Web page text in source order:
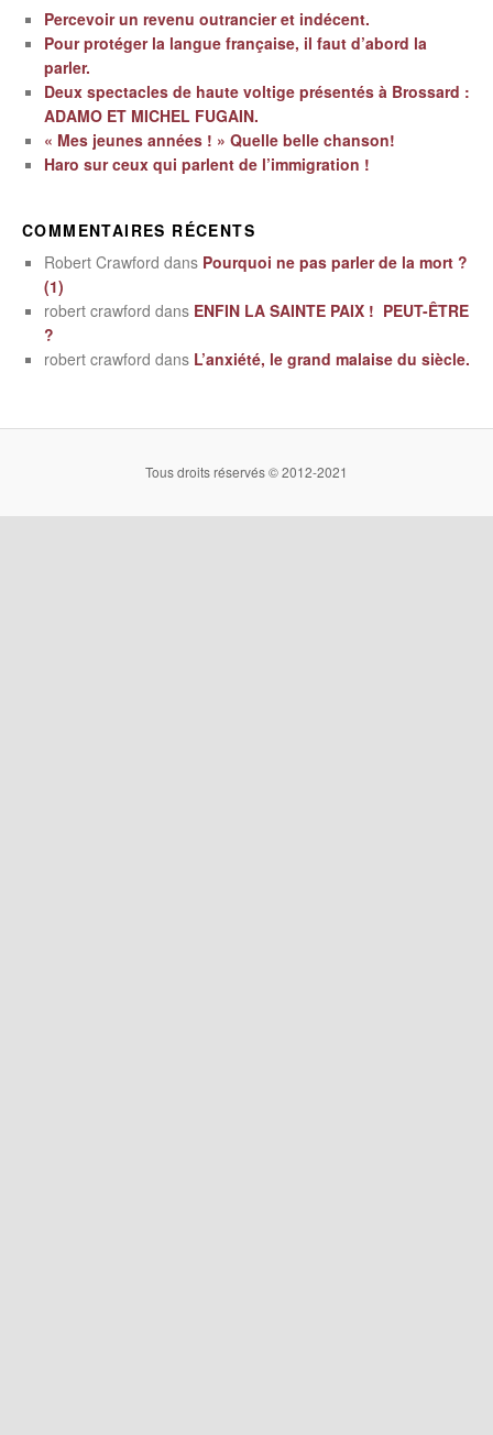
Percevoir un revenu outrancier et indécent.
Pour protéger la langue française, il faut d’abord la
parler.
Deux spectacles de haute voltige présentés à Brossard :
ADAMO ET MICHEL FUGAIN.
« Mes jeunes années ! » Quelle belle chanson!
Haro sur ceux qui parlent de l’immigration !
COMMENTAIRES RÉCENTS
Robert Crawford dans Pourquoi ne pas parler de la mort ?
(1)
robert crawford dans ENFIN LA SAINTE PAIX ! PEUT-ÊTRE
?
robert crawford dans L’anxiété, le grand malaise du siècle.
Tous droits réservés © 2012-2021